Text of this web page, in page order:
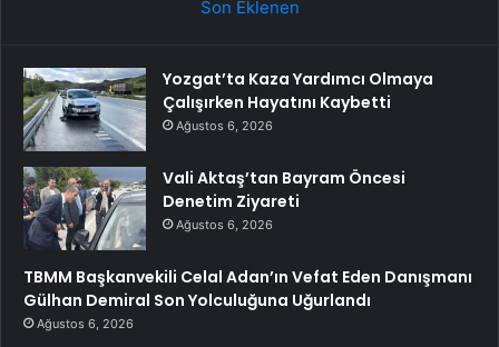
Son Eklenen
Yozgat’ta Kaza Yardımcı Olmaya
Çalışırken Hayatını Kaybetti
Ağustos 6, 2026
Vali Aktaş’tan Bayram Öncesi
Denetim Ziyareti
Ağustos 6, 2026
TBMM Başkanvekili Celal Adan’ın Vefat Eden Danışmanı
Gülhan Demiral Son Yolculuğuna Uğurlandı
Ağustos 6, 2026